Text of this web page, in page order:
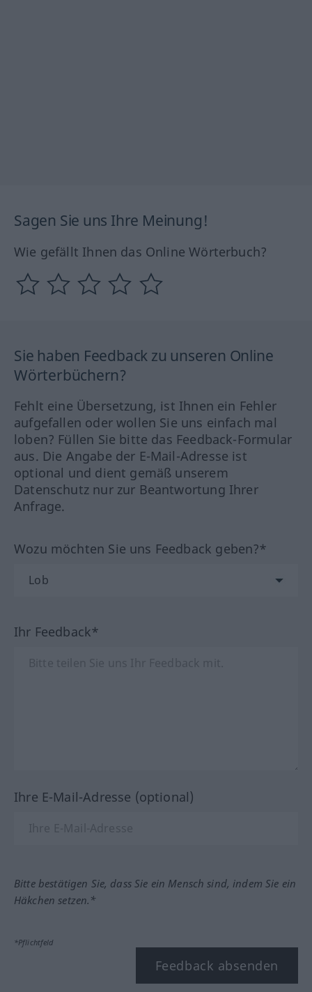
Sagen Sie uns Ihre Meinung!
Wie gefällt Ihnen das Online Wörterbuch?
Sie haben Feedback zu unseren Online
Wörterbüchern?
Fehlt eine Übersetzung, ist Ihnen ein Fehler
aufgefallen oder wollen Sie uns einfach mal
loben? Füllen Sie bitte das Feedback-Formular
aus. Die Angabe der E-Mail-Adresse ist
optional und dient gemäß unserem
Datenschutz nur zur Beantwortung Ihrer
Anfrage.
Wozu möchten Sie uns Feedback geben?*
Ihr Feedback*
Ihre E-Mail-Adresse (optional)
Bitte bestätigen Sie, dass Sie ein Mensch sind, indem Sie ein
Häkchen setzen.*
*Pflichtfeld
Feedback absenden